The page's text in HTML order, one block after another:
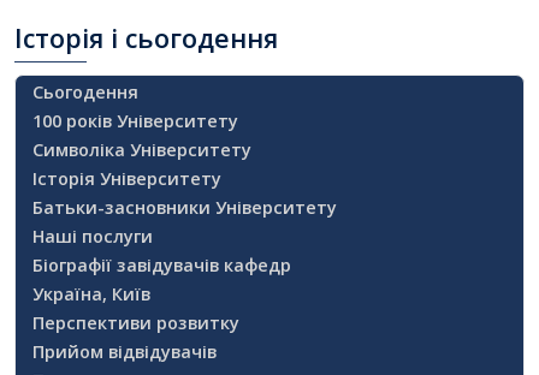
Історія і сьогодення
Сьогодення
100 років Університету
Символіка Університету
Історія Університету
Батьки-засновники Університету
Наші послуги
Біографії завідувачів кафедр
Україна, Київ
Перспективи розвитку
Прийом відвідувачів